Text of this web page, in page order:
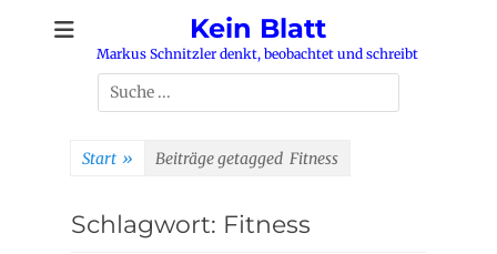
Kein Blatt
Markus Schnitzler denkt, beobachtet und schreibt
Suchen
nach:
Start » Beiträge getagged Fitness
Schlagwort: Fitness